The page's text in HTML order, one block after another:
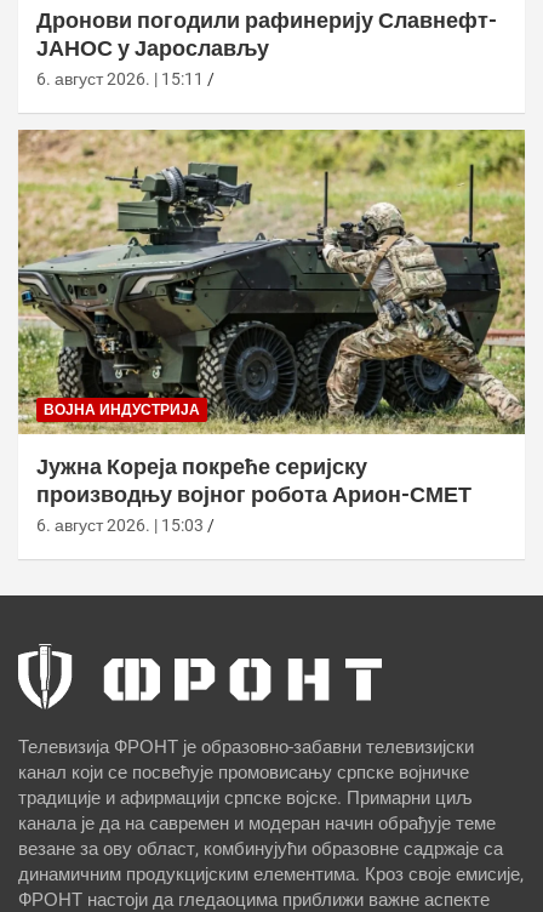
Дронови погодили рафинерију Славнефт-
ЈАНОС у Јарослављу
6. август 2026. | 15:11
ВОЈНА ИНДУСТРИЈА
Јужна Кореја покреће серијску
производњу војног робота Арион-СМЕТ
6. август 2026. | 15:03
Телевизија ФРОНТ је образовно-забавни телевизијски
канал који се посвећује промовисању српске војничке
традиције и афирмацији српске војске. Примарни циљ
канала је да на савремен и модеран начин обрађује теме
везане за ову област, комбинујући образовне садржаје са
динамичним продукцијским елементима. Кроз своје емисије,
ФРОНТ настоји да гледаоцима приближи важне аспекте